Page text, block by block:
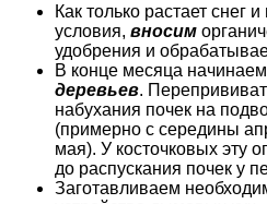
Как только растает снег
условия, вносим
удобрения и
В конце месяца начинаем
деревьев.
набухания почек на
(примерно с середины
мая). У косточковых эту
до распускания почек у
Заготавливаем